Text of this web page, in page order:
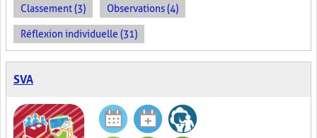
Classement (3) Observations (4)
Réflexion individuelle (31)
SVA